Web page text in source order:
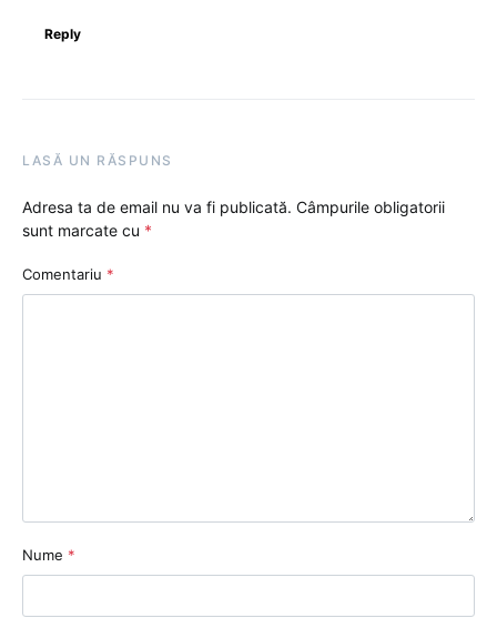
Reply
LASĂ UN RĂSPUNS
Adresa ta de email nu va fi publicată. Câmpurile obligatorii
sunt marcate cu *
Comentariu *
Nume *